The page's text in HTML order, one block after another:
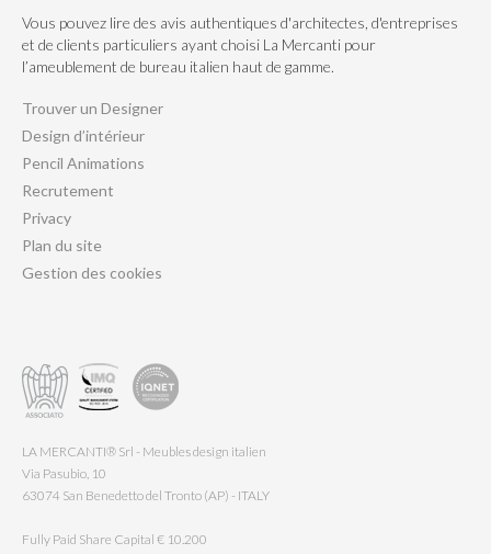
Vous pouvez lire des avis authentiques d'architectes, d'entreprises
et de clients particuliers ayant choisi La Mercanti pour
l’ameublement de bureau italien haut de gamme.
Trouver un Designer
Design d’intérieur
Pencil Animations
Recrutement
Privacy
Plan du site
Gestion des cookies
LA MERCANTI® Srl - Meubles design italien
Via Pasubio, 10
63074 San Benedetto del Tronto (AP) - ITALY
Fully Paid Share Capital € 10.200